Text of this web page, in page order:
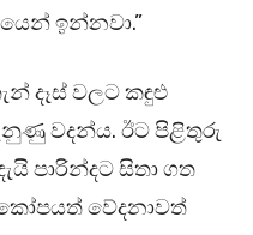
ඉන්නවා.”
දෑස් වලට කඳුළු
වදන්ය. ඊට පිළිතුරු
පාරින්දට සිතා ගත
වේදනාවත්